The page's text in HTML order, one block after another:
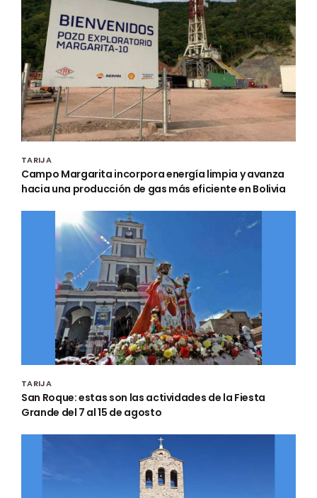
TARIJA
Campo Margarita incorpora energía limpia y avanza
hacia una producción de gas más eficiente en Bolivia
TARIJA
San Roque: estas son las actividades de la Fiesta
Grande del 7 al 15 de agosto